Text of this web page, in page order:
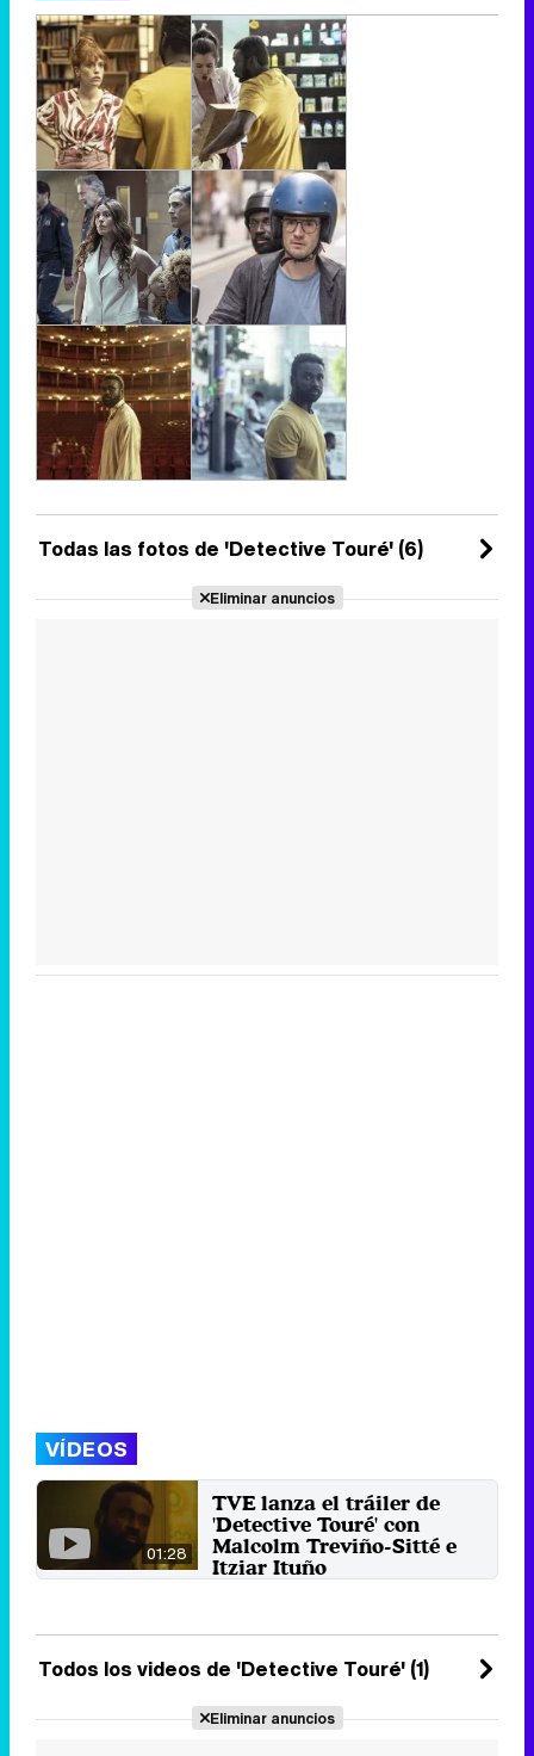
Todas las fotos de 'Detective Touré' (6)
Eliminar anuncios
VÍDEOS
01:28
TVE lanza el tráiler de
'Detective Touré' con
Malcolm Treviño-Sitté e
Itziar Ituño
Todos los videos de 'Detective Touré' (1)
Eliminar anuncios